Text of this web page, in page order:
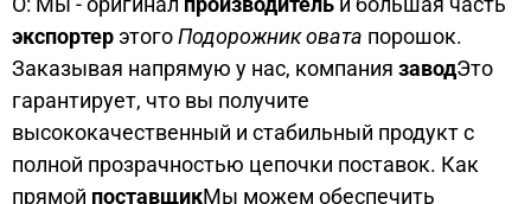
экспортер этогоПодорожник овата порошок.
Заказывая напрямую у нас, компания заводЭто
гарантирует, что вы получите
высококачественный и стабильный продукт с
полной прозрачностью цепочки поставок. Как
прямой поставщикМы можем обеспечить